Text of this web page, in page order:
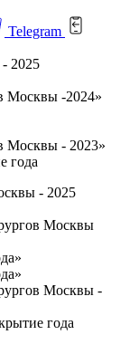
Telegram
2025
Москвы -2024»
Москвы - 2023»
года
- 2025
Москвы
Москвы -
года